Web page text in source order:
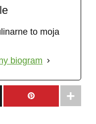
to moja
biogram